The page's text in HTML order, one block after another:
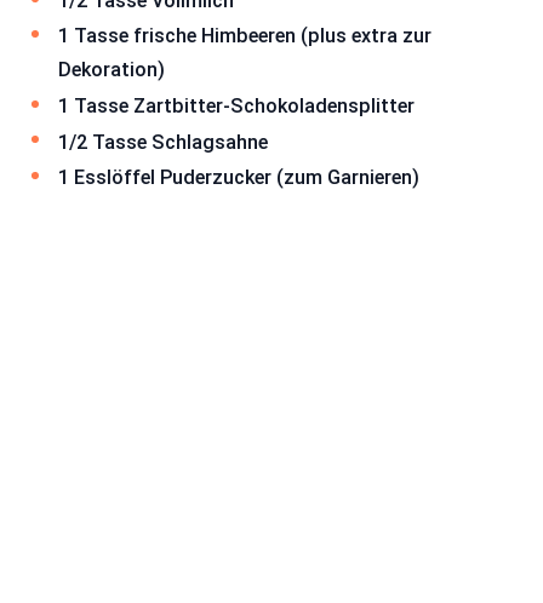
1 Tasse frische Himbeeren (plus extra zur
Dekoration)
1 Tasse Zartbitter-Schokoladensplitter
1/2 Tasse Schlagsahne
1 Esslöffel Puderzucker (zum Garnieren)